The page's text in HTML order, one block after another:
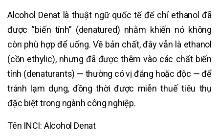
Alcohol Denat là thuật ngữ quốc tế để chỉ ethanol đã
được “biến tính” (denatured) nhằm khiến nó không
còn phù hợp để uống. Về bản chất, đây vẫn là ethanol
(cồn ethylic), nhưng đã được thêm vào các chất biến
tính (denaturants) — thường có vị đắng hoặc độc — để
tránh lạm dụng, đồng thời được miễn thuế tiêu thụ
đặc biệt trong ngành công nghiệp.
Tên INCI: Alcohol Denat